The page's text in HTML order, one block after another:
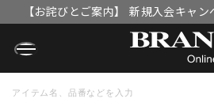
【お詫びとご案内】 新規入会キャ
OFFクーポン」付与漏れ